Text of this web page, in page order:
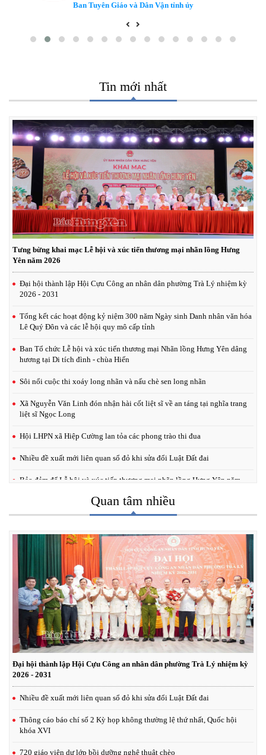
Ban Tuyên Giáo và Dân Vận tỉnh ủy
Tin mới nhất
Tưng bừng khai mạc Lễ hội và xúc tiến thương mại nhãn lồng Hưng
Yên năm 2026
Đại hội thành lập Hội Cựu Công an nhân dân phường Trà Lý nhiệm kỳ
2026 - 2031
Tổng kết các hoạt động kỷ niệm 300 năm Ngày sinh Danh nhân văn hóa
Lê Quý Đôn và các lễ hội quy mô cấp tỉnh
Ban Tổ chức Lễ hội và xúc tiến thương mại Nhãn lồng Hưng Yên dâng
hương tại Di tích đình - chùa Hiến
Sôi nổi cuộc thi xoáy long nhãn và nấu chè sen long nhãn
Xã Nguyễn Văn Linh đón nhận hài cốt liệt sĩ về an táng tại nghĩa trang
liệt sĩ Ngọc Long
Hội LHPN xã Hiệp Cường lan tỏa các phong trào thi đua
Nhiều đề xuất mới liên quan sổ đỏ khi sửa đổi Luật Đất đai
Bảo đảm để Lễ hội và xúc tiến thương mại nhãn lồng Hưng Yên năm
Công bố quyết định giải thể, tổ chức lại Ban Chỉ huy Phòng thủ khu vực
Quan tâm nhiều
Đại hội thành lập Hội Cựu Công an nhân dân phường Trà Lý nhiệm kỳ
2026 - 2031
Nhiều đề xuất mới liên quan sổ đỏ khi sửa đổi Luật Đất đai
Thông cáo báo chí số 2 Kỳ họp không thường lệ thứ nhất, Quốc hội
khóa XVI
720 giáo viên dự lớp bồi dưỡng nghệ thuật chèo